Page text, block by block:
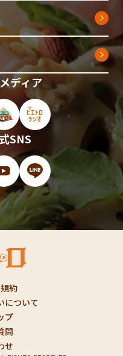
ディア
ト（新しいウィンドウで
オンラインストア（新しい
ピエトロホームタウン（新
ピエトロラジオ（新
SNS
ドウで開きます）
（新しいウィンドウで開
YouTube（新しいウィンド
LINE（新しいウィン
約
について
プ
問
せ